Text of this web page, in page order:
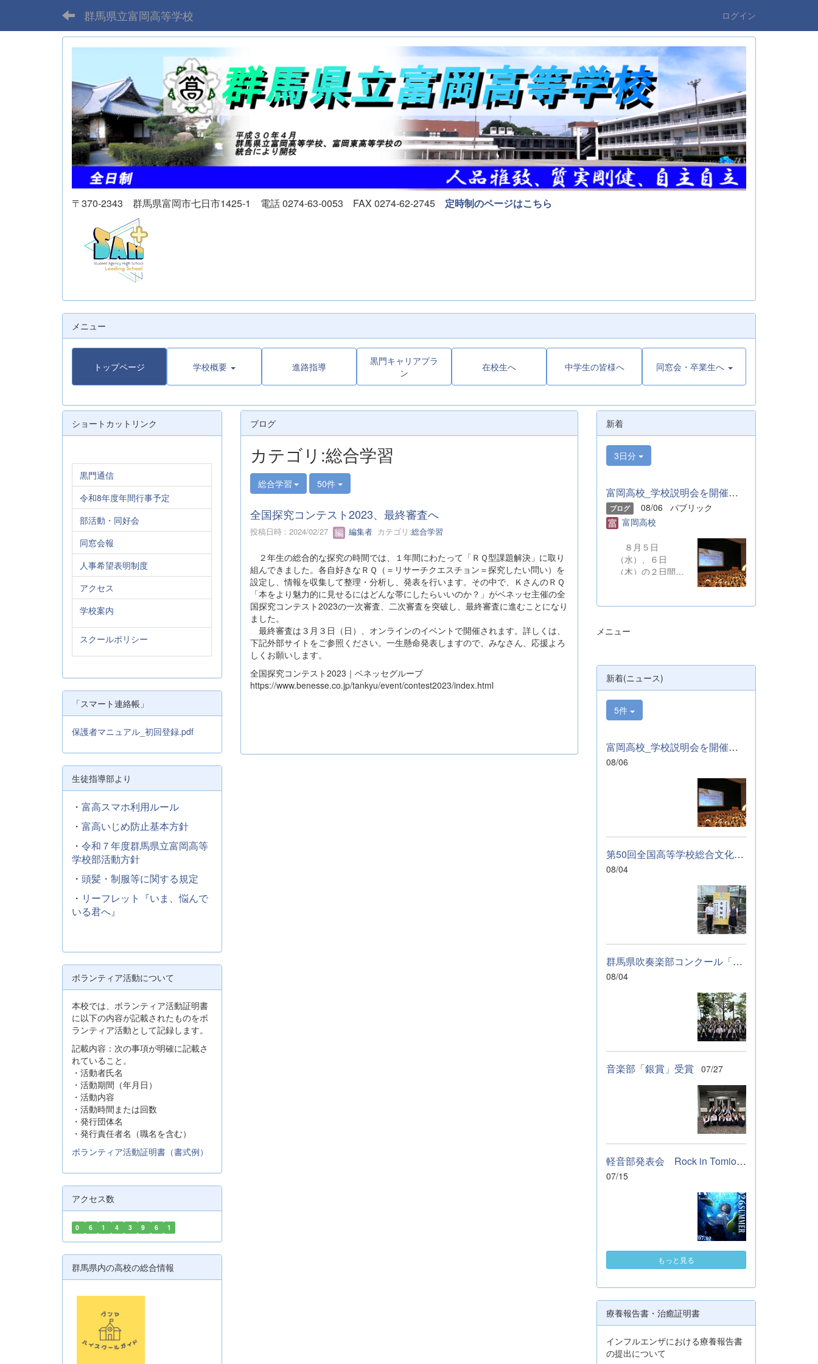
群馬県立富岡高等学校 ログイン
〒370-2343 群馬県富岡市七日市1425-1 電話 0274-63-0053 FAX 0274-62-2745 定時制のページはこちら
メニュー
トップページ 学校概要 進路指導
黒門キャリアプラ
ン
在校生へ 中学生の皆様へ 同窓会・卒業生へ
ブログ
カテゴリ:総合学習
総合学習 50件
全国探究コンテスト2023、最終審査へ
投稿日時 : 2024/02/27 編集者カテゴリ:総合学習
２年生の総合的な探究の時間では、１年間にわたって「ＲＱ型課題解決」に取り
組んできました。各自好きなＲＱ（＝リサーチクエスチョン＝探究したい問い）を
設定し、情報を収集して整理・分析し、発表を行います。その中で、ＫさんのＲＱ
「本をより魅力的に見せるにはどんな帯にしたらいいのか？」がベネッセ主催の全
国探究コンテスト2023の一次審査、二次審査を突破し、最終審査に進むことになり
ました。
最終審査は３月３日（日）、オンラインのイベントで開催されます。詳しくは、
下記外部サイトをご参照ください。一生懸命発表しますので、みなさん、応援よろ
しくお願いします。
全国探究コンテスト2023｜ベネッセグループ
https://www.benesse.co.jp/tankyu/event/contest2023/index.html
ショートカットリンク
黒門通信
令和8年度年間行事予定
部活動・同好会
同窓会報
人事希望表明制度
アクセス
学校案内
スクールポリシー
「スマート連絡帳」
保護者マニュアル_初回登録.pdf
生徒指導部より
・ 富高スマホ利用ルール
・ 富高いじめ防止基本方針
・ 令和７年度群馬県立富岡高等
学校部活動方針
・ 頭髪・制服等に関する規定
・ リーフレット『いま、悩んで
いる君へ』
ボランティア活動について
本校では、ボランティア活動証明書
に以下の内容が記載されたものをボ
ランティア活動として記録します。
記載内容：次の事項が明確に記載さ
れていること。
・活動者氏名
・活動期間（年月日）
・活動内容
・活動時間または回数
・発行団体名
・発行責任者名（職名を含む）
ボランティア活動証明書（書式例）
アクセス数
0 6 1 4 3 9 6 1
群馬県内の高校の総合情報
新着
3日分
富岡高校_学校説明会を開催しました
ブログ 08/06
パブリック
富岡高校
８月５日
（水）、６日
（木）の２日間に
て、本校学校説明
した。たくさんの
いただきました。
お忙しい中、ご来
場ありがとうござ
いました。 ま
た、各日およそ80
の生徒が各係業務
や進行、学校紹介
説明、探究発表な
幸いです。 &nbsp;
&nbsp; なお、本
校は今年度、群馬
県教育委員会から
徒の育成」に取り
組んでまいりま
メニュー
新着(ニュース)
5件
富岡高校_学校説明会を開催しました
08/06
第50回全国高等学校総合文化祭「音楽部」のご報告
08/04
群馬県吹奏楽部コンクール「銀賞」受賞しました
08/04
音楽部「銀賞」受賞 07/27
軽音部発表会 Rock in Tomioka High school 開催します
07/15
もっと見る
療養報告書・治癒証明書
インフルエンザにおける療養報告書
の提出について